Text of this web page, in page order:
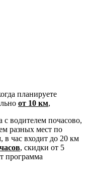
планируете
от 10 км,
с водителем почасово,
разных мест по
в час входит до 20 км
, скидки от 5
программа